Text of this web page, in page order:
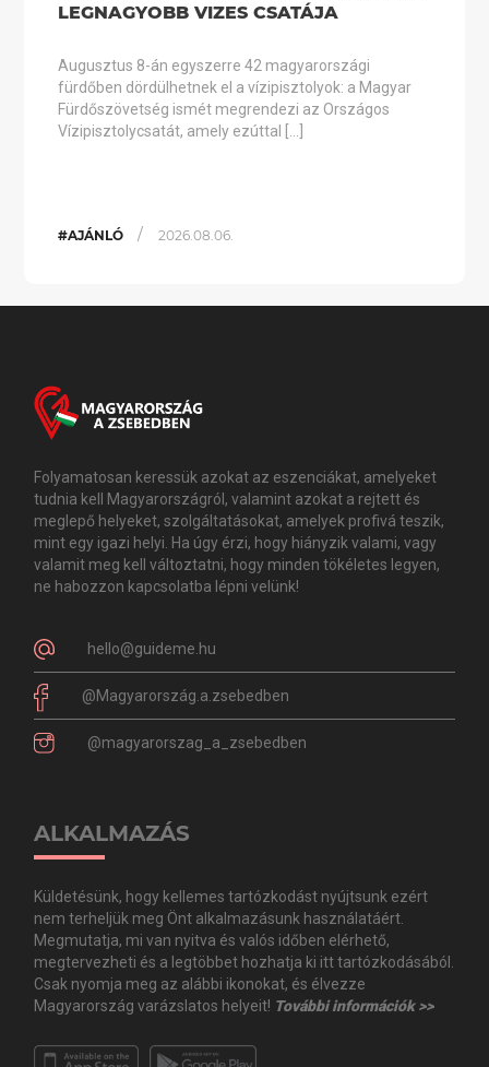
LEGNAGYOBB VIZES CSATÁJA
Augusztus 8-án egyszerre 42 magyarországi
fürdőben dördülhetnek el a vízipisztolyok: a Magyar
Fürdőszövetség ismét megrendezi az Országos
Vízipisztolycsatát, amely ezúttal […]
#AJÁNLÓ / 2026.08.06.
Folyamatosan keressük azokat az eszenciákat, amelyeket
tudnia kell Magyarországról, valamint azokat a rejtett és
meglepő helyeket, szolgáltatásokat, amelyek profivá teszik,
mint egy igazi helyi. Ha úgy érzi, hogy hiányzik valami, vagy
valamit meg kell változtatni, hogy minden tökéletes legyen,
ne habozzon kapcsolatba lépni velünk!
hello@guideme.hu
@Magyarország.a.zsebedben
@magyarorszag_a_zsebedben
ALKALMAZÁS
Küldetésünk, hogy kellemes tartózkodást nyújtsunk ezért
nem terheljük meg Önt alkalmazásunk használatáért.
Megmutatja, mi van nyitva és valós időben elérhető,
megtervezheti és a legtöbbet hozhatja ki itt tartózkodásából.
Csak nyomja meg az alábbi ikonokat, és élvezze
Magyarország varázslatos helyeit! További információk >>